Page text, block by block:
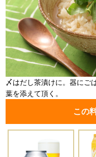
〆はだし茶漬けに。器にご
葉を添えて頂く。
この